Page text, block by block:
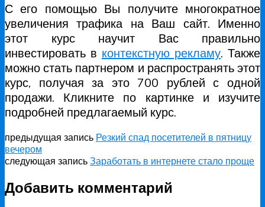
С его помощью Вы получите многократное
увеличения трафика на Ваш сайт. Именно
этот курс научит Вас правильно
инвестировать в контекстную рекламу. Также
можно стать партнером и распространять этот
курс, получая за это 700 рублей с одной
продажи. Кликните по картинке и изучите
подробней предлагаемый курс.
предыдущая запись Резкий спад посетителей в пятницу
вечером
следующая запись Заработать в интернете стало проще
Добавить комментарий